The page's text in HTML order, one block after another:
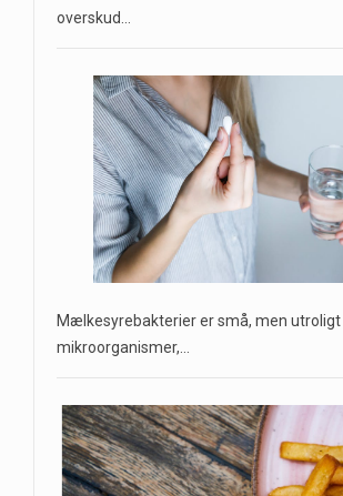
overskud…
Mælkesyrebakterier er små, men
mikroorganismer,…